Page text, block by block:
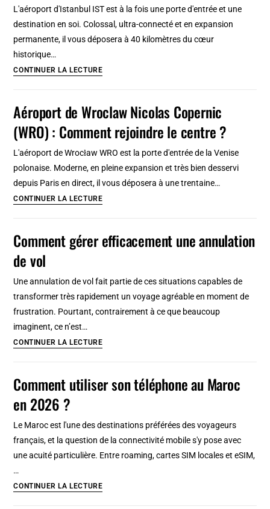
Comment
centre
L'aéroport d'Istanbul IST est à la fois une porte d'entrée et une
destination en soi. Colossal, ultra-connecté et en expansion
permanente, il vous déposera à 40 kilomètres du cœur
historique…
CONTINUER LA LECTUREAéroport
:
Comment
centre
Aéroport de Wroclaw Nicolas Copernic
(WRO) : Comment rejoindre le centre ?
L'aéroport de Wrocław WRO est la porte d'entrée de la Venise
polonaise. Moderne, en pleine expansion et très bien desservi
depuis Paris en direct, il vous déposera à une trentaine…
CONTINUER LA LECTUREAéroport
Nicolas
centre
Comment gérer efficacement une annulation
de vol
Une annulation de vol fait partie de ces situations capables de
transformer très rapidement un voyage agréable en moment de
frustration. Pourtant, contrairement à ce que beaucoup
imaginent, ce n’est…
CONTINUER LA LECTUREComment
une
Comment utiliser son téléphone au Maroc
en 2026 ?
Le Maroc est l'une des destinations préférées des voyageurs
français, et la question de la connectivité mobile s'y pose avec
une acuité particulière. Entre roaming, cartes SIM locales et eSIM,
…
CONTINUER LA LECTUREComment